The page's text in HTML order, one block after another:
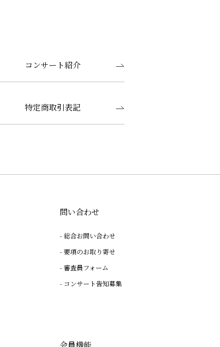
コンサート紹介
特定商取引表記
問い合わせ
総合お問い合わせ
要項のお取り寄せ
審査員フォーム
コンサート告知募集